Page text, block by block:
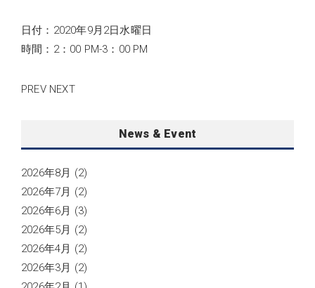
日付：2020年9月2日水曜日
時間：2：00 PM-3：00 PM
PREV NEXT
News & Event
2026年8月 (2)
2026年7月 (2)
2026年6月 (3)
2026年5月 (2)
2026年4月 (2)
2026年3月 (2)